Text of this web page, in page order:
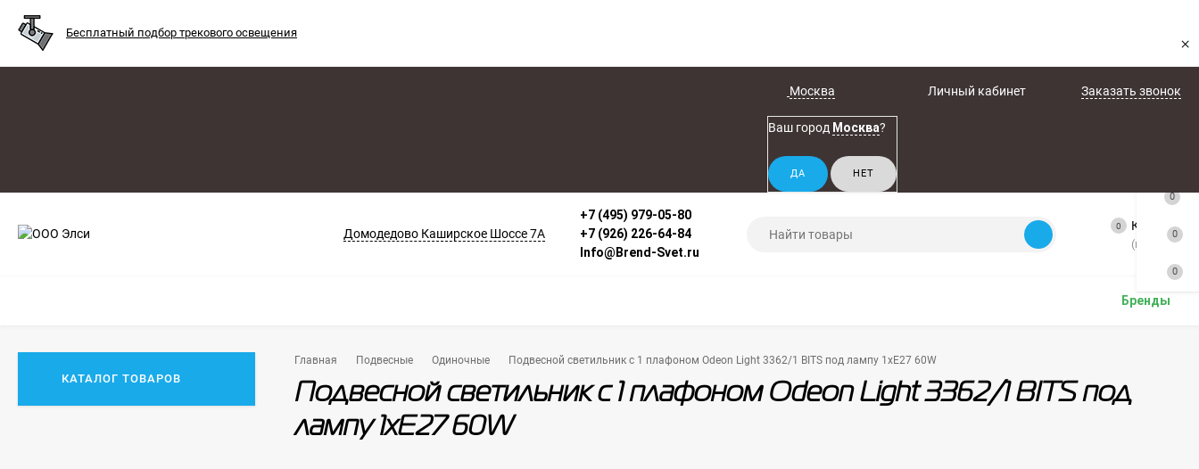
Бесплатный подбор трекового освещения
×
Москва
Ваш город Москва?
Личный кабинет Заказать звонок
Домодедово Каширское Шоссе 7А
+7 (495) 979-05-80
+7 (926) 226-64-84
Info@Brend-Svet.ru
0 Корзина
(пусто)
Бренды
КАТАЛОГ ТОВАРОВ
Главная Подвесные Одиночные Подвесной светильник с 1 плафоном Odeon Light 3362/1 BITS под лампу 1xE27 60W
Подвесной светильник с 1 плафоном Odeon Light 3362/1 BITS под
лампу 1xE27 60W
0
0
0